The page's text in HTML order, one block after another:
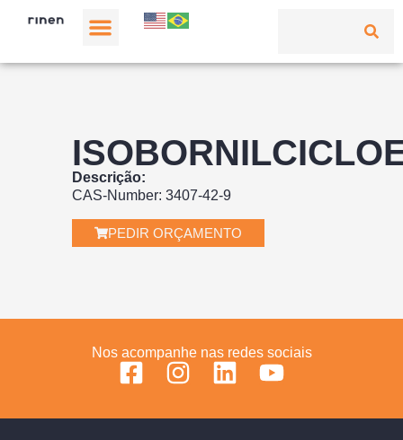
Descrição:
CAS-Number: 3407-42-9
PEDIR ORÇAMENTO
Nos acompanhe nas redes sociais